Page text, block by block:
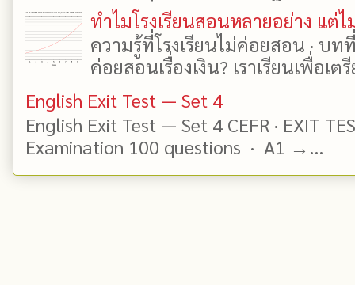
ทำไมโรงเรียนสอนหลายอย่าง แต่ไ
ความรู้ที่โรงเรียนไม่ค่อยสอน · บ
ค่อยสอนเรื่องเงิน? เราเรียนเพื่อเต
English Exit Test — Set 4
English Exit Test — Set 4 CEFR · EXIT
Examination 100 questions · A1 →...